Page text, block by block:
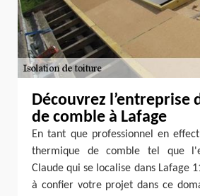
Découvrez l’entreprise
de comble à Lafage
En tant que professionnel en
thermique de comble tel que
Claude qui se localise dans Lafage
à confier votre projet dans ce